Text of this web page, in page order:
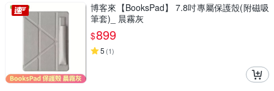
博客來【BooksPad】 7.8吋專屬保護殼(附磁吸
筆套)_ 晨霧灰
$899
5 (1)